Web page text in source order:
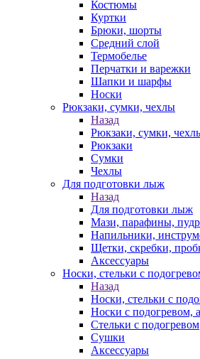
Костюмы
Куртки
Брюки, шорты
Средний слой
Термобелье
Перчатки и варежки
Шапки и шарфы
Носки
Рюкзаки, сумки, чехлы
Назад
Рюкзаки, сумки,
Рюкзаки
Сумки
Чехлы
Для подготовки лыж
Назад
Для подготовки лыж
Мази, парафины,
Напильники,
Щетки, скребки,
Аксессуары
Носки, стельки с
Назад
Носки, стельки с
Носки с подогревом,
Стельки с подогревом
Сушки
Аксессуары